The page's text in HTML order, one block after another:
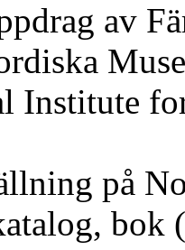
av
Institute
på
bok